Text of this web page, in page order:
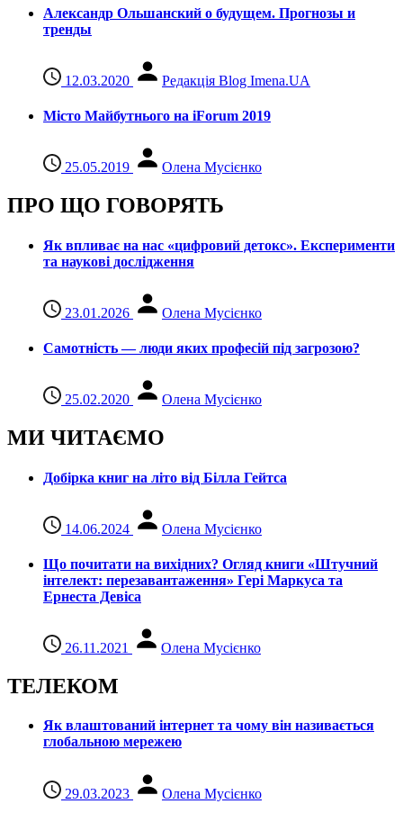
Александр Ольшанский о будущем. Прогнозы и
тренды
12.03.2020 Редакція Blog Imena.UA
Місто Майбутнього на iForum 2019
25.05.2019 Олена Мусієнко
ПРО ЩО ГОВОРЯТЬ
Як впливає на нас «цифровий детокс». Експерименти
та наукові дослідження
23.01.2026 Олена Мусієнко
Самотність — люди яких професій під загрозою?
25.02.2020 Олена Мусієнко
МИ ЧИТАЄМО
Добірка книг на літо від Білла Гейтса
14.06.2024 Олена Мусієнко
Що почитати на вихідних? Огляд книги «Штучний
інтелект: перезавантаження» Гері Маркуса та
Ернеста Девіса
26.11.2021 Олена Мусієнко
ТЕЛЕКОМ
Як влаштований інтернет та чому він називається
глобальною мережею
29.03.2023 Олена Мусієнко